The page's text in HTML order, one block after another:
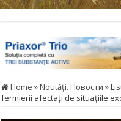
Home »Noutăţi. Новости »
fermierii afectați de situațiile